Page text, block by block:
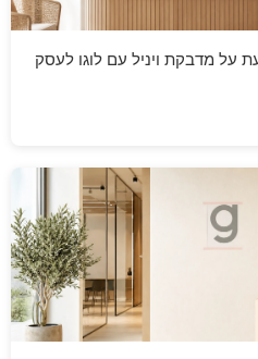
על מדבקת ויניל עם לוגו לעסק